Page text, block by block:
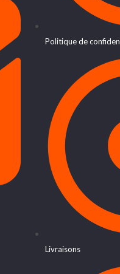
Politique de
Livraisons